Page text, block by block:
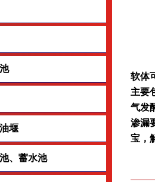
储气袋
堰 护油池围
、蓄水池
软体
主要
气发
渗漏
宝，